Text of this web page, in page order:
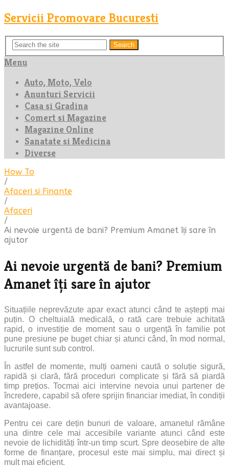
Servicii Promovare Bucuresti
Search
Menu
Auto, Moto, Velo
Anunturi Servicii
Casa si Gradina
Comert si Magazine
Magazine Online
Sanatate si Medicina
Diverse
How To
/
Afaceri si Finante
/
Afaceri
/
Ai nevoie urgentă de bani? Premium Amanet îți sare în
ajutor
Ai nevoie urgentă de bani? Premium
Amanet îți sare în ajutor
Situațiile neprevăzute apar exact atunci când te aștepți mai
puțin. O cheltuială medicală, o rată care trebuie achitată
rapid, o investiție de moment sau o urgență în familie pot
pune presiune pe buget chiar și atunci când, în mod normal,
lucrurile sunt sub control.
În astfel de momente, mulți oameni caută o soluție sigură,
rapidă și clară, fără proceduri complicate și fără să piardă
timp prețios. Tocmai aici intervine nevoia unui partener de
încredere, capabil să ofere sprijin financiar imediat, în condiții
avantajoase.
Pentru cei care dețin bunuri de valoare, amanetul rămâne
una dintre cele mai accesibile variante atunci când este
nevoie de lichidități într-un timp scurt. Spre deosebire de alte
forme de finanțare, procesul este mai simplu, mai direct și
mult mai eficient.